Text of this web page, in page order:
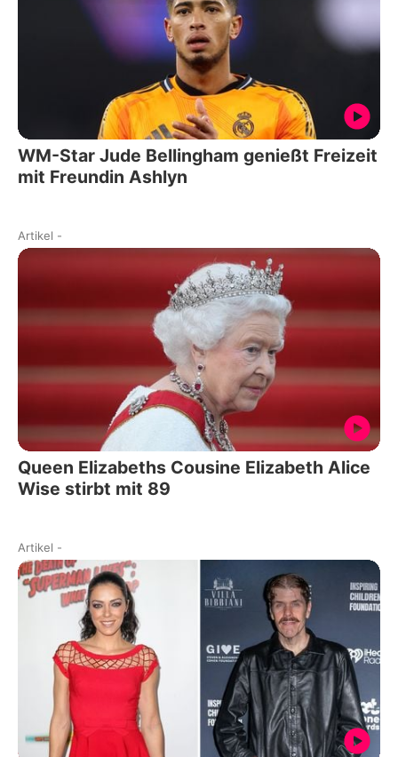
WM-Star Jude Bellingham genießt Freizeit
mit Freundin Ashlyn
Artikel -
Queen Elizabeths Cousine Elizabeth Alice
Wise stirbt mit 89
Artikel -